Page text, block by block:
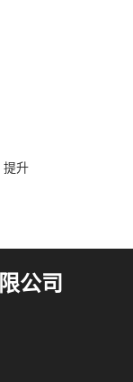
提升
公司